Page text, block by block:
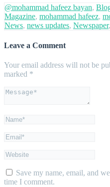
@mohammad hafeez bayan,
Magazine, mohammad hafeez,
News, news updates, Newspaper,
Leave a Comment
Your email address will not be
marked *
Save my name, email, and
time I comment.